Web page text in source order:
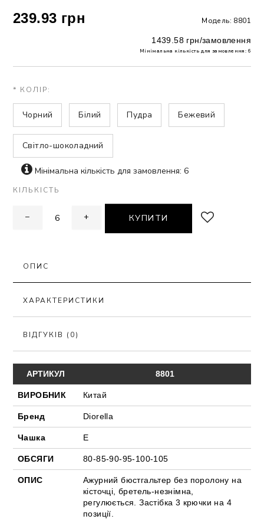
239.93 грн Модель: 8801
1439.58 грн/замовлення
Мінімальна кількість для замовлення: 6
* КОЛІР:
Чорний Білий Пудра Бежевий
Світло-шоколадний
Мінімальна кількість для замовлення: 6
КІЛЬКІСТЬ
− + КУПИТИ
ОПИС
ХАРАКТЕРИСТИКИ
ВІДГУКІВ (0)
АРТИКУЛ 8801
ВИРОБНИК Китай
Бренд Diorella
Чашка Е
ОБСЯГИ 80-85-90-95-100-105
ОПИС
Ажурний бюстгальтер без поролону на
кісточці, бретель-незнімна,
регулюється. Застібка 3 крючки на 4
позиції.